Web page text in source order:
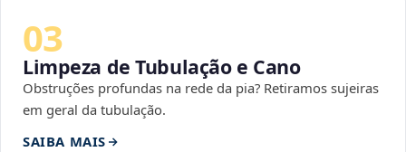
03
Limpeza de Tubulação e Cano
Obstruções profundas na rede da pia? Retiramos sujeiras
em geral da tubulação.
SAIBA MAIS